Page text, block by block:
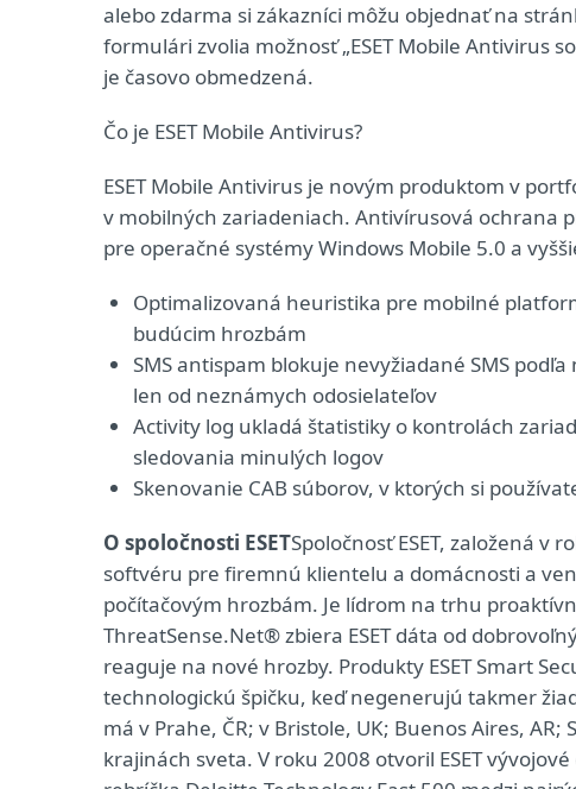
alebo zdarma si zákazníci môžu objednať na
formulári zvolia možnosť „ESET Mobile Antivirus
je časovo obmedzená.
Čo je ESET Mobile Antivirus?
ESET Mobile Antivirus je novým produktom v
v mobilných zariadeniach. Antivírusová ochrana
pre operačné systémy Windows Mobile 5.0 a
Optimalizovaná heuristika pre mobilné
budúcim hrozbám
SMS antispam blokuje nevyžiadané SMS
len od neznámych odosielateľov
Activity log ukladá štatistiky o kontrolách
sledovania minulých logov
Skenovanie CAB súborov, v ktorých si
O spoločnosti ESETSpoločnosť ESET, založená v
softvéru pre firemnú klientelu a domácnosti a
počítačovým hrozbám. Je lídrom na trhu
ThreatSense.Net® zbiera ESET dáta od
reaguje na nové hrozby. Produkty ESET Smart
technologickú špičku, keď negenerujú takmer
má v Prahe, ČR; v Bristole, UK; Buenos Aires,
krajinách sveta. V roku 2008 otvoril ESET